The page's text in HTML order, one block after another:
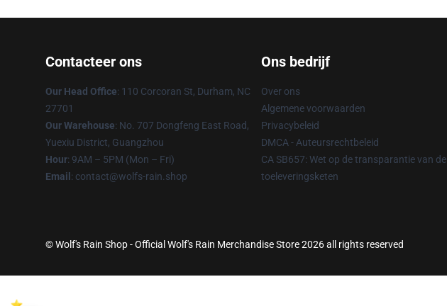
Contacteer ons
Our Head Office: 110 Corcoran St, Durham, NC
27701
Our Warehouse: No. 707 Dongfeng East Road,
Yuexiu District, Guangzhou
Hour: 9AM – 5PM (Mon – Fri)
Email : contact@wolfs-rain.shop
Ons bedrijf
Over ons
Algemene voorwaarden
Privacybeleid
DMCA - Auteursrechtbeleid
CA SB657: Wet op de transparantie van de
toeleveringsketen
© Wolf's Rain Shop - Official Wolf's Rain Merchandise Store 2026 all rights reserved